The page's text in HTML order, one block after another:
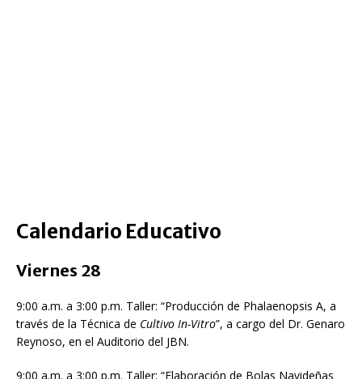
Calendario Educativo
Viernes 28
9:00 a.m. a 3:00 p.m. Taller: “Producción de Phalaenopsis A, a
través de la Técnica de Cultivo In-Vitro”, a cargo del Dr. Genaro
Reynoso, en el Auditorio del JBN.
9:00 a.m. a 3:00 p.m. Taller: “Elaboración de Bolas Navideñas